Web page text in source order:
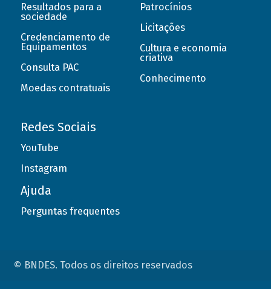
Resultados para a
sociedade
Credenciamento de
Equipamentos
Consulta PAC
Moedas contratuais
Patrocínios
Licitações
Cultura e economia
criativa
Conhecimento
Redes Sociais
YouTube
Instagram
Ajuda
Perguntas frequentes
© BNDES. Todos os direitos reservados